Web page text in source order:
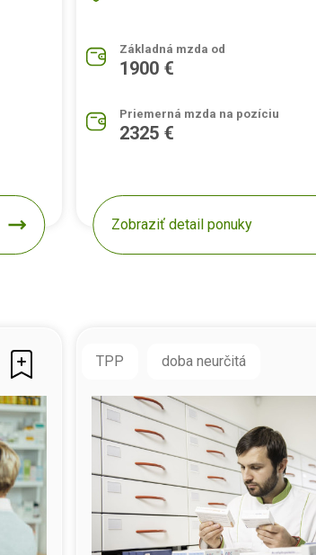
Základná mzda od
1900 €
Priemerná mzda na pozíciu
2325 €
Zobraziť detail ponuky
TPP doba neurčitá